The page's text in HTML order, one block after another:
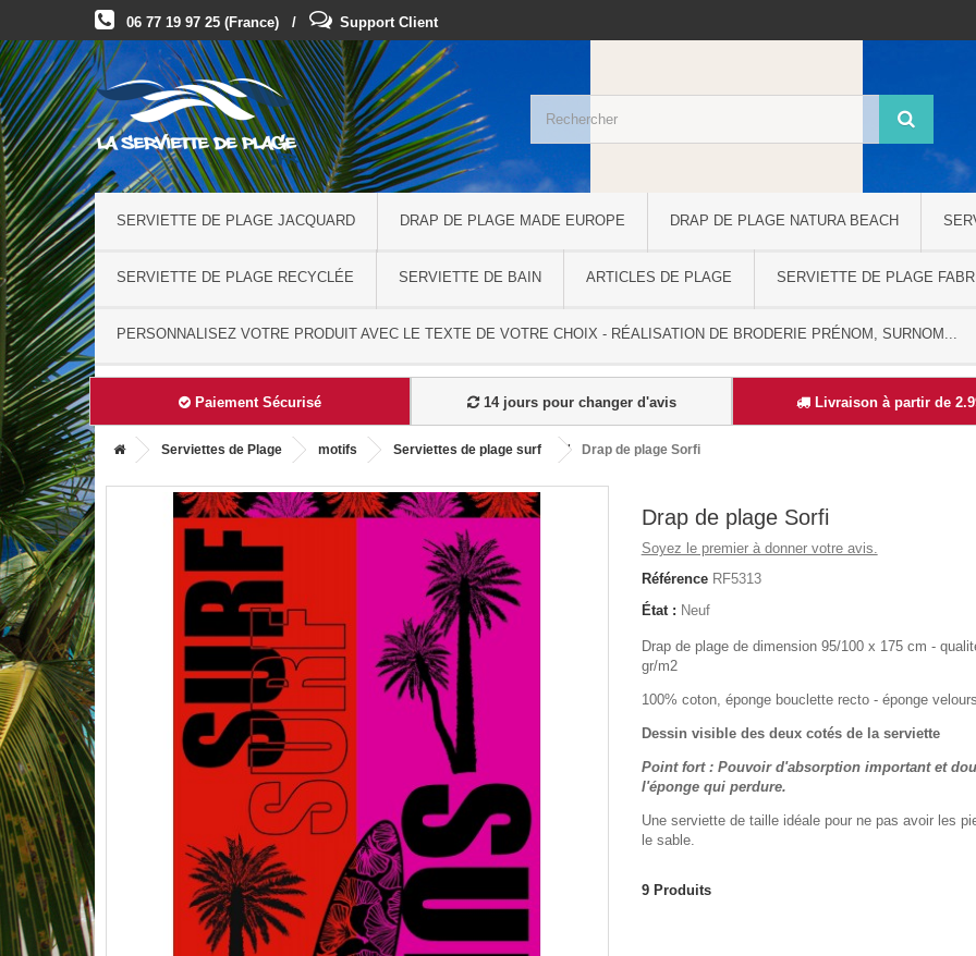
06 77 19 97 25 (France) / Support Client
SERVIETTE DE PLAGE JACQUARD DRAP DE PLAGE MADE EUROPE DRAP DE PLAGE NATURA BEACH
SERVIETTE DE PLAGE RECYCLÉE SERVIETTE DE BAIN ARTICLES DE PLAGE SERVIETTE DE PLAGE
PERSONNALISEZ VOTRE PRODUIT AVEC LE TEXTE DE VOTRE CHOIX - RÉALISATION DE BRODERIE PRÉNOM, SURNOM...
Paiement Sécurisé 14 jours pour changer d'avis Livraison à partir de
Serviettes de Plage motifs Serviettes de plage surf Drap de plage Sorfi
Drap de plage Sorfi
Soyez le premier à donner votre avis.
Référence RF5313
État : Neuf
Drap de plage de dimension 95/100 x 175 cm -
gr/m2
100% coton, éponge bouclette recto - éponge
Dessin visible des deux cotés de la serviette
Point fort : Pouvoir d'absorption important et
l'éponge qui perdure.
Une serviette de taille idéale pour ne pas avoir les
le sable.
9 Produits